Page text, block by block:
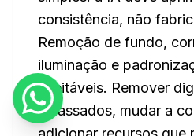
consistência, não
Remoção de fundo,
iluminação e
aceitáveis. Remover
amassados, mudar a